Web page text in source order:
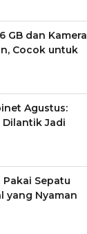
GB dan Kamera
Cocok untuk
Agustus:
Dilantik Jadi
Sepatu
yang Nyaman